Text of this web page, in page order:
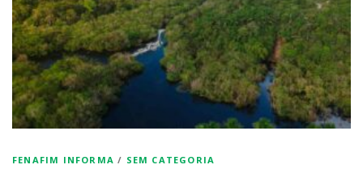
FENAFIM INFORMA / SEM CATEGORIA